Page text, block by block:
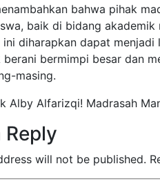
bahwa pihak
baik di bidang
ini diharapkan dapat
berani bermimpi besar dan
masing.
Alby Alfarizqi! Madrasah
Reply
will not be published.